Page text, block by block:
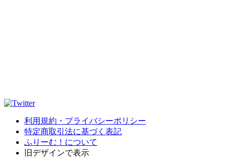
利用規約・プライバシーポリシー
特定商取引法に基づく表記
ふりーむ！について
旧デザインで表示